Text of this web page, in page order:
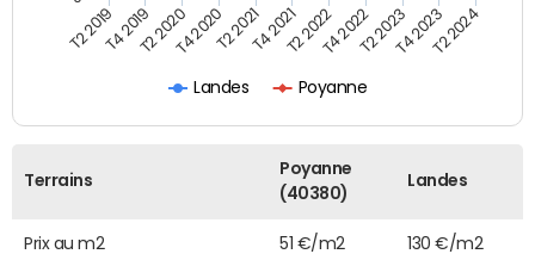
Landes Poyanne
T2 2019T4 2019T2 2020T4 2020T2 2021T4 2021T2 2022T4 2022T2 2023T4 2023T2 2024
Terrains
Poyanne
(40380)
Landes
Prix au m2 51 €/m2 130 €/m2